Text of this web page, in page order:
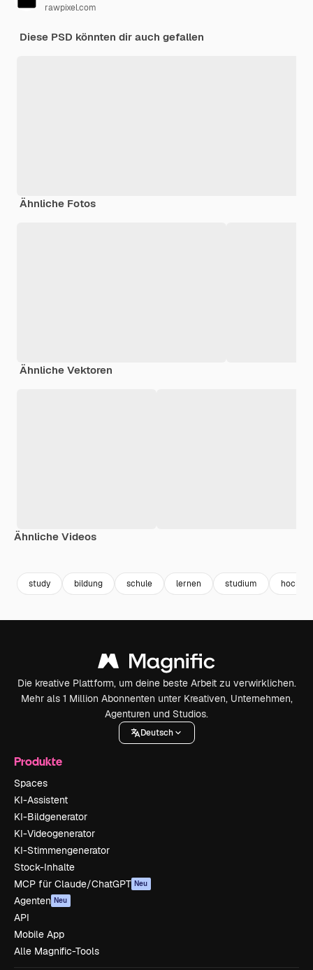
rawpixel.com
Diese PSD könnten dir auch gefallen
Ähnliche Fotos
Ähnliche Vektoren
Ähnliche Videos
study bildung schule lernen studium
Die kreative Plattform, um deine beste Arbeit zu verwirklichen.
Mehr als 1 Million Abonnenten unter Kreativen, Unternehmen,
Agenturen und Studios.
Deutsch
Produkte
Spaces
KI-Assistent
KI-Bildgenerator
KI-Videogenerator
KI-Stimmengenerator
Stock-Inhalte
MCP für Claude/ChatGPT Neu
Agenten Neu
API
Mobile App
Alle Magnific-Tools